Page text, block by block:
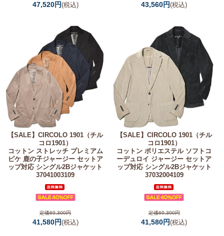
47,520円(税込) 43,560円(税込)
【SALE】CIRCOLO 1901（チル
コロ1901）
コットン ストレッチ プレミアム
ピケ 鹿の子ジャージー セットア
ップ対応 シングル2Bジャケット
37041003109
定価69,300円
41,580円(税込)
【SALE】 CIRCOLO 1901（チル
コロ1901）
コットン ポリエステル ソフトコ
ーデュロイ ジャージー セットア
ップ対応 シングル2Bジャケット
37032004109
定価69,300円
41,580円(税込)